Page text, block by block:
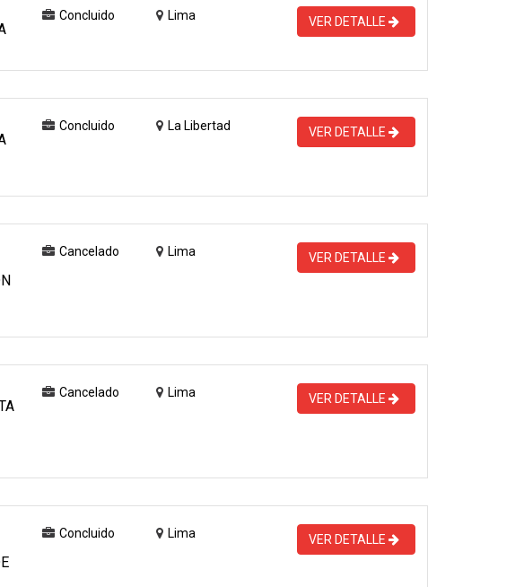
Concluido Lima VER DETALLE
Concluido La Libertad VER DETALLE
Cancelado Lima VER DETALLE
Cancelado Lima VER DETALLE
Concluido Lima VER DETALLE